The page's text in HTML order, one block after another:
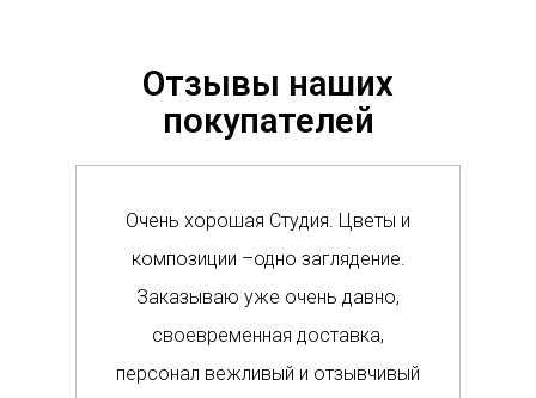
Отзывы наших
покупателей
Очень хорошая Студия. Цветы и
композиции –одно заглядение.
Заказываю уже очень давно,
своевременная доставка,
персонал вежливый и отзывчивый